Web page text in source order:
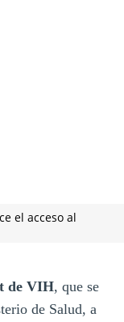
el acceso al
de VIH, que se
de Salud, a